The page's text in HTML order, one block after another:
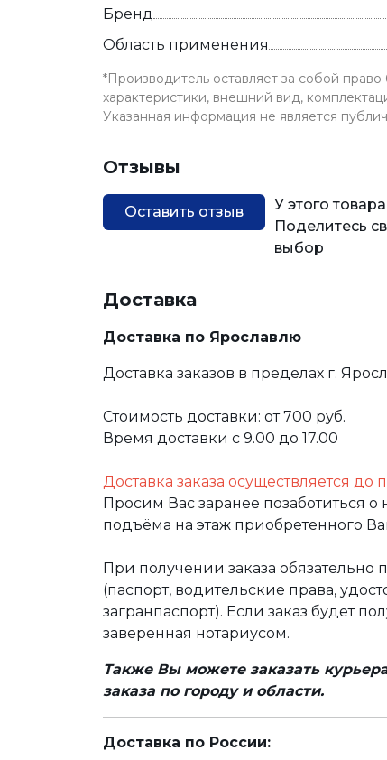
Бренд
Область применения
*Производитель оставляет за собой
характеристики, внешний вид,
Указанная информация не является
Отзывы
Оставить отзыв
У этого
Поделитесь
выбор
Доставка
Доставка по Ярославлю
Доставка заказов в пределах г.
Стоимость доставки: от 700 руб.
Время доставки с 9.00 до 17.00
Доставка заказа осуществляется до
Просим Вас заранее позаботиться
подъёма на этаж приобретенного
При получении заказа
(паспорт, водительские права,
загранпаспорт). Если заказ будет
заверенная нотариусом.
Также Вы можете заказать
заказа по городу и области.
Доставка по России: